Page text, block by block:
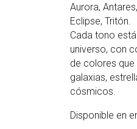
Aurora,
Eclipse, Tritón.
Cada tono
universo, con
de colores que
galaxias,
cósmicos.
Disponible en